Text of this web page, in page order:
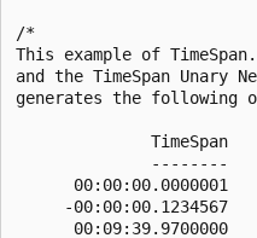
/*
This example of
and the TimeSpan Unary
generates the following
TimeSpan
--------
00:00:00.0000001
-00:00:00.1234567
00:09:39.9700000